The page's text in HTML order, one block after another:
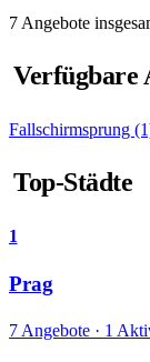
7 Angebote
Verfügbare
Fallschirmsprung
Top-Städte
1
Prag
7 Angebote · 1